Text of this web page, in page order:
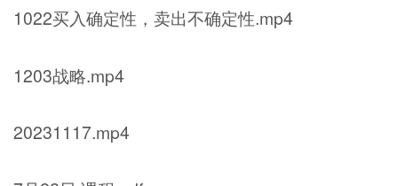
1022买入确定性，卖出不确定性.mp4
1203战略.mp4
20231117.mp4